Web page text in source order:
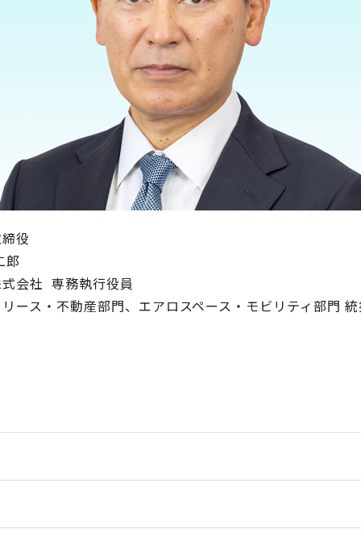
役
郎
会社 専務執行役員
ース・不動産部門、エアロスペース・モビリティ部門